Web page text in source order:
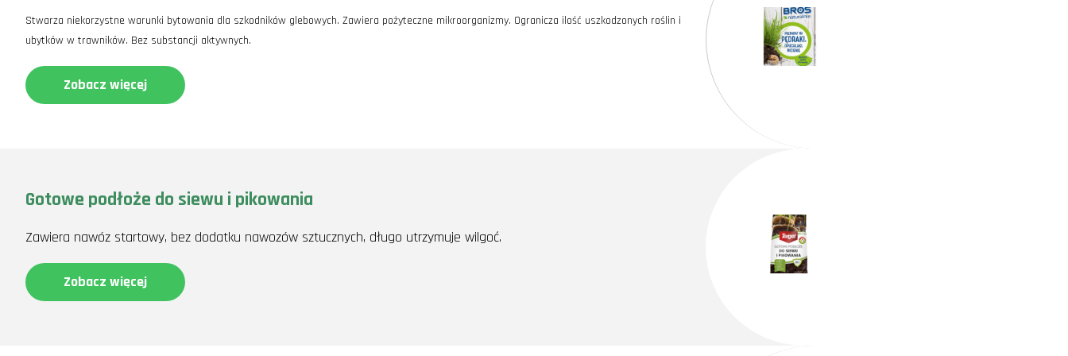
Stwarza niekorzystne warunki bytowania dla szkodników glebowych. Zawiera pożyteczne mikroorganizmy. Ogranicza ilość uszkodzonych roślin i
ubytków w trawników. Bez substancji aktywnych.
Zobacz więcej
Gotowe podłoże do siewu i pikowania
Zawiera nawóz startowy, bez dodatku nawozów sztucznych, długo utrzymuje wilgoć.
Zobacz więcej